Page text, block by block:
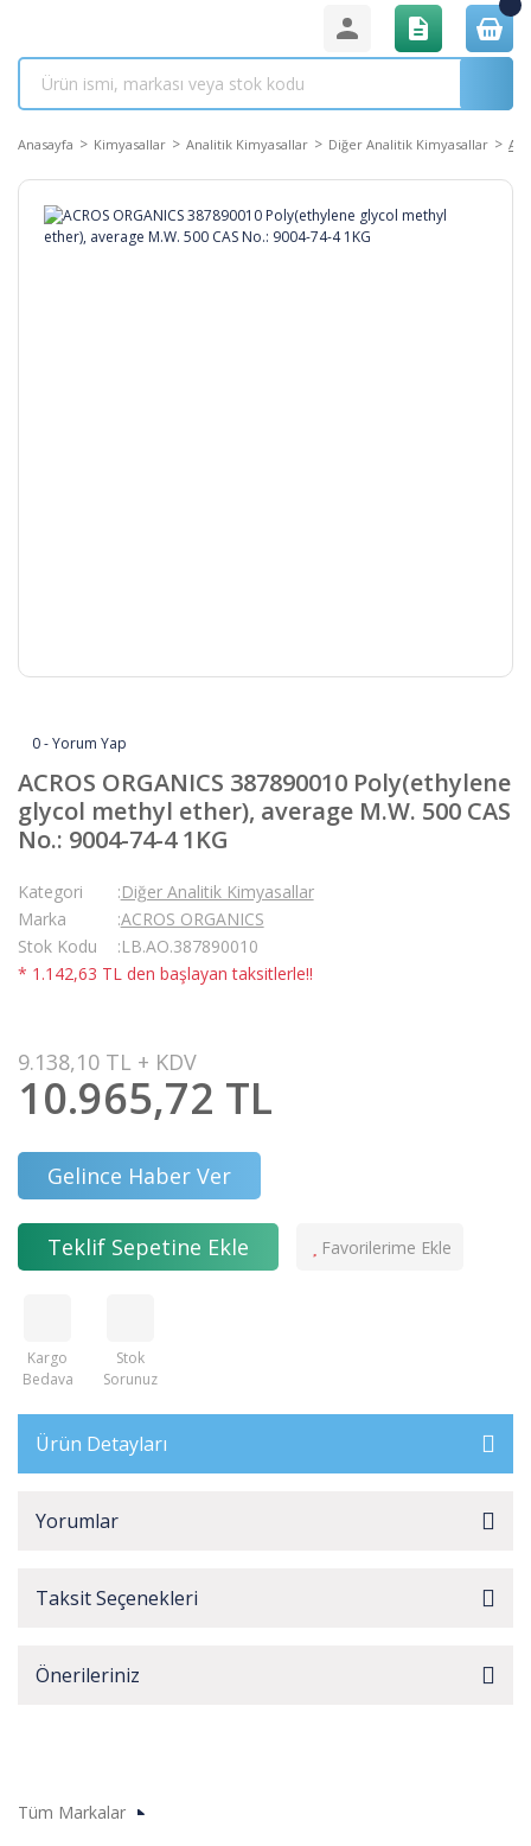
Anasayfa Kimyasallar Analitik Kimyasallar Diğer Analitik Kimyasallar
0 - Yorum Yap
ACROS ORGANICS 387890010 Poly(ethylene
glycol methyl ether), average M.W. 500 CAS
No.: 9004-74-4 1KG
Kategori
Diğer Analitik Kimyasallar
Marka
ACROS ORGANICS
Stok Kodu
LB.AO.387890010
* 1.142,63 TL den başlayan taksitlerle!!
9.138,10 TL + KDV
10.965,72 TL
Gelince Haber Ver
Teklif Sepetine Ekle
Kargo
Bedava
Stok
Sorunuz
Ürün Detayları
Yorumlar
Taksit Seçenekleri
Önerileriniz
Tüm Markalar